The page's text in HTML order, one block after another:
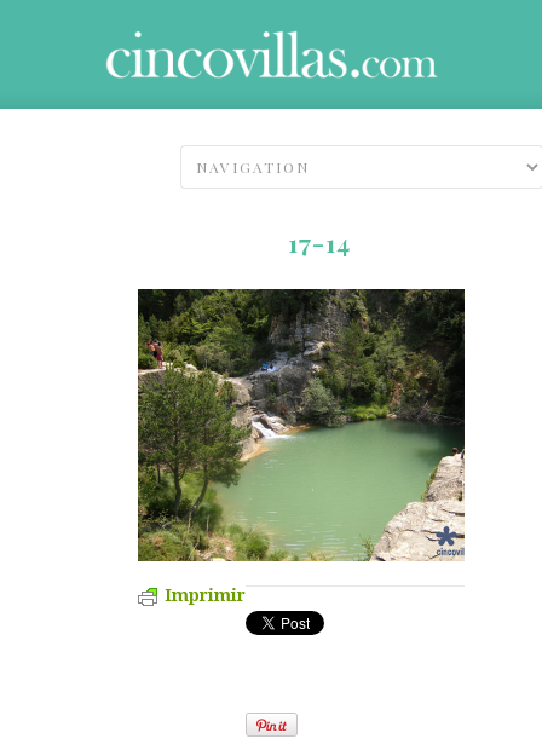
17-14
Imprimir